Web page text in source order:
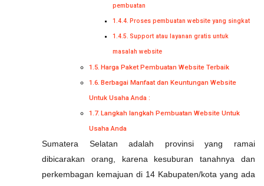
pembuatan
Proses pembuatan website yang singkat
Support atau layanan gratis untuk
masalah website
Harga Paket Pembuatan Website Terbaik
Berbagai Manfaat dan Keuntungan Website
Untuk Usaha Anda :
Langkah langkah Pembuatan Website Untuk
Usaha Anda
Sumatera Selatan adalah provinsi yang ramai
dibicarakan orang, karena kesuburan tanahnya dan
perkembagan kemajuan di 14 Kabupaten/kota yang ada